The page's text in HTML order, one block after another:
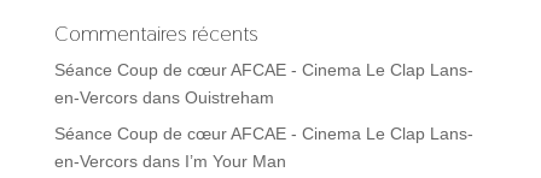
Commentaires récents
Séance Coup de cœur AFCAE - Cinema Le Clap Lans-
en-Vercorsdans Ouistreham
Séance Coup de cœur AFCAE - Cinema Le Clap Lans-
en-Vercorsdans I’m Your Man